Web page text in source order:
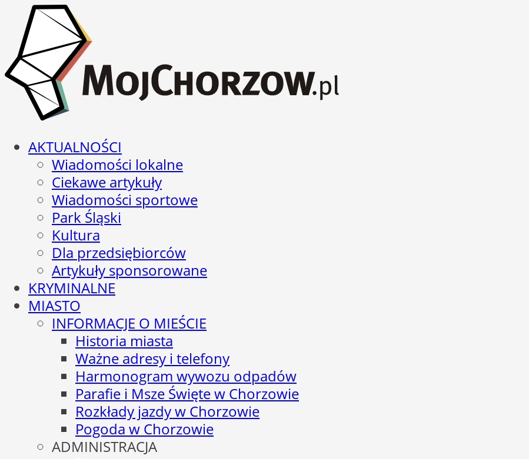
AKTUALNOŚCI
Wiadomości lokalne
Ciekawe artykuły
Wiadomości sportowe
Park Śląski
Kultura
Dla przedsiębiorców
Artykuły sponsorowane
KRYMINALNE
MIASTO
INFORMACJE O MIEŚCIE
Historia miasta
Ważne adresy i telefony
Harmonogram wywozu odpadów
Parafie i Msze Święte w Chorzowie
Rozkłady jazdy w Chorzowie
Pogoda w Chorzowie
ADMINISTRACJA